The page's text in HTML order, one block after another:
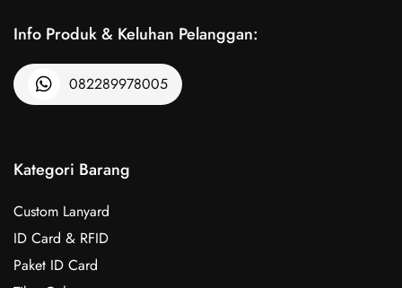
Info Produk & Keluhan Pelanggan:
082289978005
Kategori Barang
Custom Lanyard
ID Card & RFID
Paket ID Card